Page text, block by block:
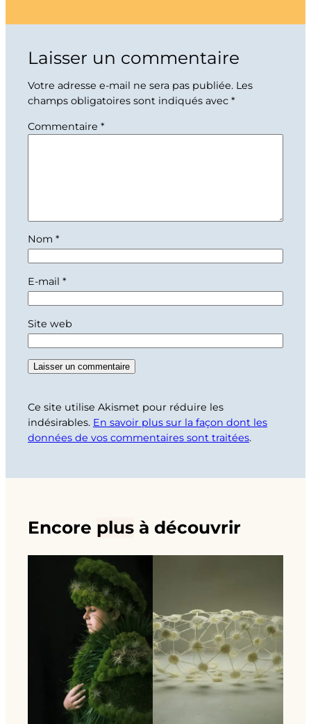
Laisser un commentaire
Votre adresse e-mail ne sera pas publiée. Les
champs obligatoires sont indiqués avec *
Commentaire *
Nom *
E-mail *
Site web
Ce site utilise Akismet pour réduire les
indésirables. En savoir plus sur la façon dont les
données de vos commentaires sont traitées.
Encore plus à découvrir